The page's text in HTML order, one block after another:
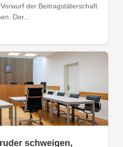
der Beitragstäterschaft
Der...
schweigen,